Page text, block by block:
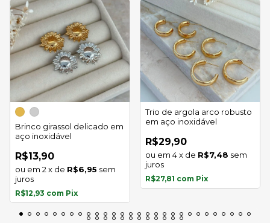
Brinco girassol delicado em
aço inoxidável
R$13,90
2 x de R$6,95 sem
juros
R$12,93 com Pix
Trio de argola arco robusto
em aço inoxidável
R$29,90
4x de R$7,48 sem
juros
R$27,81 com Pix